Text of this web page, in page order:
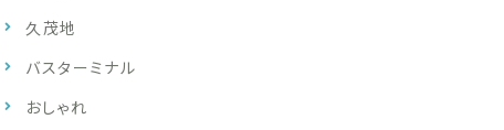
久茂地
バスターミナル
おしゃれ